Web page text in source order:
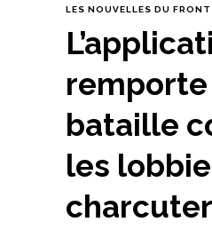
LES NOUVELLES DU FRONT
remporte
bataille
les